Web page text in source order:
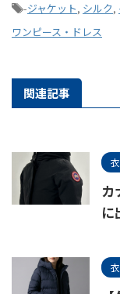
-ジャケット, シルク,
ワンピース・ドレス
関連記事
カ
に